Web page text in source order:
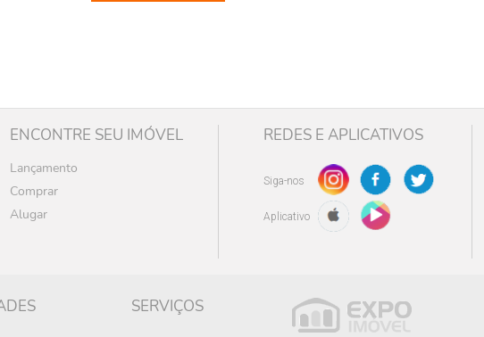
ENCONTRE SEU IMÓVEL
Lançamento
Comprar
Alugar
REDES E APLICATIVOS
Siga-nos
Aplicativo
SERVIÇOS